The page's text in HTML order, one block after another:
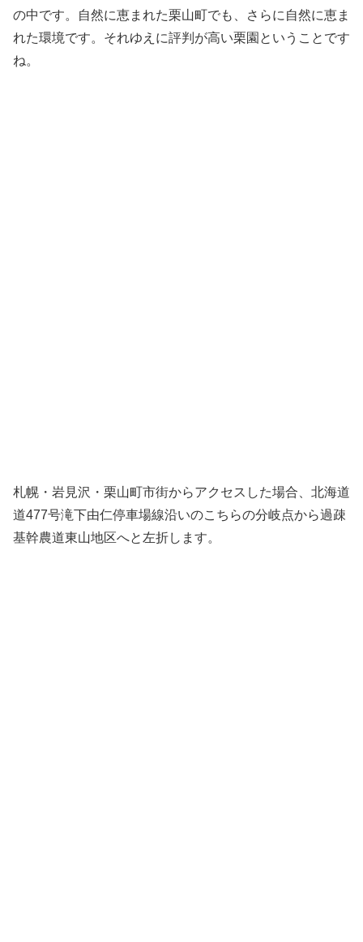
の中です。自然に恵まれた栗山町でも、さらに自然に恵ま
れた環境です。それゆえに評判が高い栗園ということです
ね。
札幌・岩見沢・栗山町市街からアクセスした場合、北海道
道477号滝下由仁停車場線沿いのこちらの分岐点から過疎
基幹農道東山地区へと左折します。